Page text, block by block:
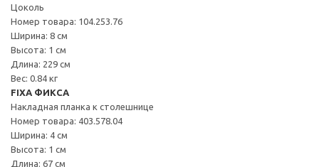
Цоколь
Номер товара: 104.253.76
Ширина: 8 см
Высота: 1 см
Длина: 229 см
Вес: 0.84 кг
FIXA ФИКСА
Накладная планка к столешнице
Номер товара: 403.578.04
Ширина: 4 см
Высота: 1 см
Длина: 67 см